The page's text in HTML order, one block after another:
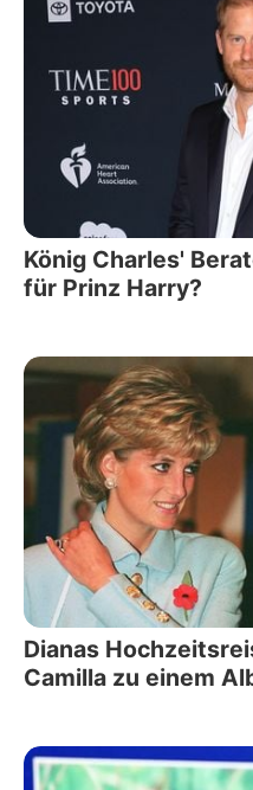
König Charles'
für Prinz Harry?
Dianas
Camilla zu einem